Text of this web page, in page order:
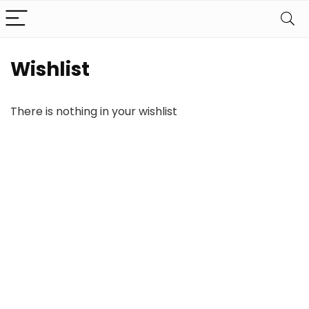
Wishlist
There is nothing in your wishlist